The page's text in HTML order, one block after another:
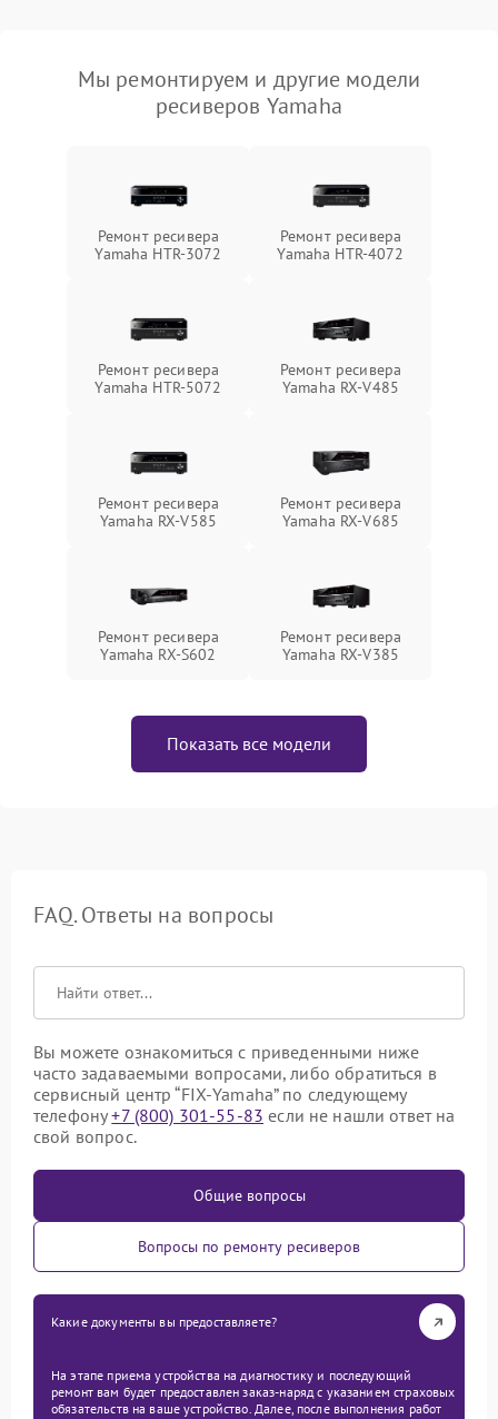
Мы ремонтируем и другие модели
ресиверов Yamaha
Ремонт ресивера
Yamaha HTR-3072
Ремонт ресивера
Yamaha HTR-4072
Ремонт ресивера
Yamaha HTR-5072
Ремонт ресивера
Yamaha RX-V485
Ремонт ресивера
Yamaha RX-V585
Ремонт ресивера
Yamaha RX-V685
Ремонт ресивера
Yamaha RX-S602
Ремонт ресивера
Yamaha RX-V385
Показать все модели
FAQ. Ответы на вопросы
Вы можете ознакомиться с приведенными ниже
часто задаваемыми вопросами, либо обратиться в
сервисный центр “FIX-Yamaha” по следующему
телефону+7 (800) 301-55-83 если не нашли ответ на
свой вопрос.
Общие вопросы
Вопросы по ремонту ресиверов
Какие документы вы предоставляете?
На этапе приема устройства на диагностику и последующий
ремонт вам будет предоставлен заказ-наряд с указанием страховых
обязательств на ваше устройство. Далее, после выполнения работ